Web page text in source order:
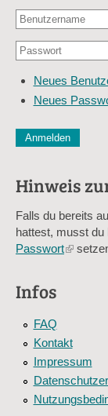
Benutzername
E-
Adresse
Passwort
Neues
Neues
Diese
Sag mir nicht,
Hinweis
Falls du bereits
hattest, musst du
Passwort(link
Infos
FAQ
Kontakt
Impressum